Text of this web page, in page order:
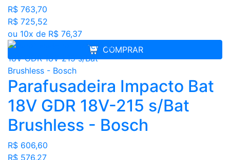
R$ 763,70
R$ 725,52
ou 10x de R$ 76,37
COMPRAR
Parafusadeira Impacto Bat
18V GDR 18V-215 s/Bat
Brushless - Bosch
R$ 606,60
R$ 576,27